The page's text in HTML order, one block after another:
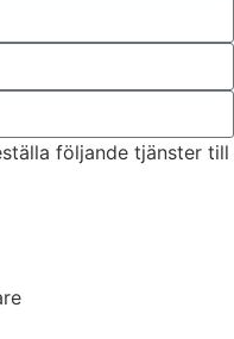
följande tjänster till